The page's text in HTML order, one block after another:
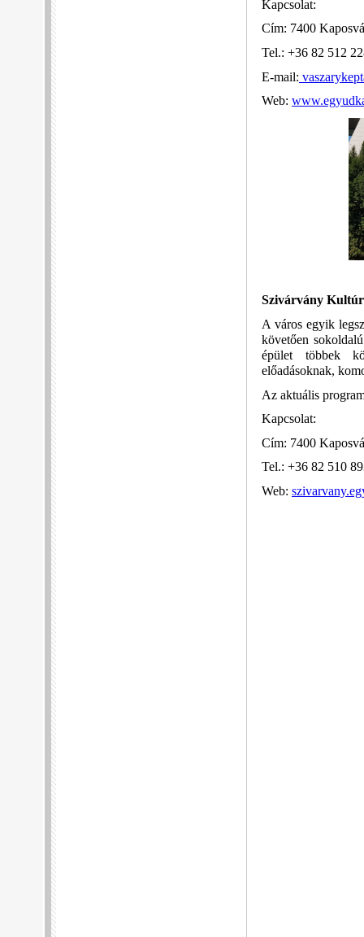
Kapcsolat:
Cím: 7400
Tel.: +36 82 512
E-mail:
Web:
Szivárvány
A város egyik
követően
épület többek
előadásoknak,
Az aktuális
Kapcsolat:
Cím: 7400
Tel.: +36 82 510
Web: